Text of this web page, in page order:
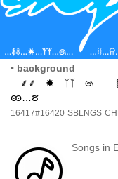
• background
…⸙⸙…✸…ᛉᛉ…෧…
ꧮ…ຮ
16417#16420 SBLNGS
Songs in